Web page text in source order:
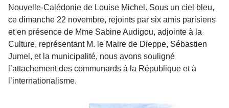
Nouvelle-Calédonie de Louise Michel. Sous un ciel bleu,
ce dimanche 22 novembre, rejoints par six amis parisiens
et en présence de Mme Sabine Audigou, adjointe à la
Culture, représentant M. le Maire de Dieppe, Sébastien
Jumel, et la municipalité, nous avons souligné
l’attachement des communards à la République et à
l’internationalisme.